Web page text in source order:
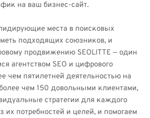
на ваш бизнес-сайт.
места в поисковых
подходящих союзников, и
продвижению SEOLITTE — один
агентством SEO и цифрового
чем пятилетней деятельностью на
чем 150 довольными клиентами,
стратегии для каждого
их потребностей и целей, и помогаем